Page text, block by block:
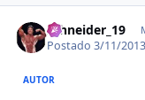
schneider_19
Postado3/11/
AUTOR